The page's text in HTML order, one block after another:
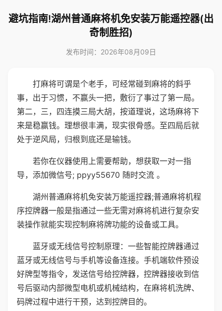
避坑指南!湖州普通麻将机免安装万能遥控器(出
奇制胜招)
发布时间：2026年08月09日
打麻将可谓是个老手，可经常碰到麻将的斜乎
事，出于习惯，不赢头一把，敷衍了事过了第一局。
第二，三，四连摸三局大胡，按道理说，这场麻将下
来是稳赢钱。理想很丰满，现实很骨感。至四局后就
处于逆风局，归根到底还是输钱。
若你在仪器使用上需要帮助，想获取一对一指
导，添加微信号; ppyy55670 随时交流 。
湖州普通麻将机免安装万能遥控器;普通麻将机程
序控牌器一般是指通过一些无需对麻将机进行复杂安
装操作就能实现控制麻将牌功能的设备或工具。
蓝牙或无线信号控制原理：一些智能控牌器通过
蓝牙或无线信号与手机等设备连接。手机端软件预设
好牌型等指令，发送信号给控牌器，控牌器接收到信
号后驱动内部微型电机或机械结构，在麻将机洗牌、
码牌过程中进行干预，达到控牌目的。